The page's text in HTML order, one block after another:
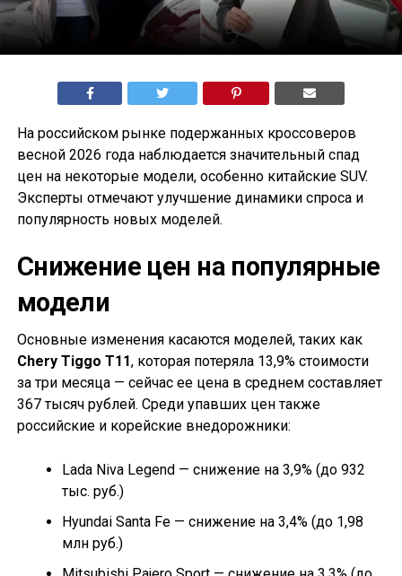
На российском рынке подержанных кроссоверов
весной 2026 года наблюдается значительный спад
цен на некоторые модели, особенно китайские SUV.
Эксперты отмечают улучшение динамики спроса и
популярность новых моделей.
Снижение цен на популярные
модели
Основные изменения касаются моделей, таких как
Chery Tiggo T11, которая потеряла 13,9% стоимости
за три месяца — сейчас ее цена в среднем составляет
367 тысяч рублей. Среди упавших цен также
российские и корейские внедорожники:
Lada Niva Legend — снижение на 3,9% (до 932
тыс. руб.)
Hyundai Santa Fe — снижение на 3,4% (до 1,98
млн руб.)